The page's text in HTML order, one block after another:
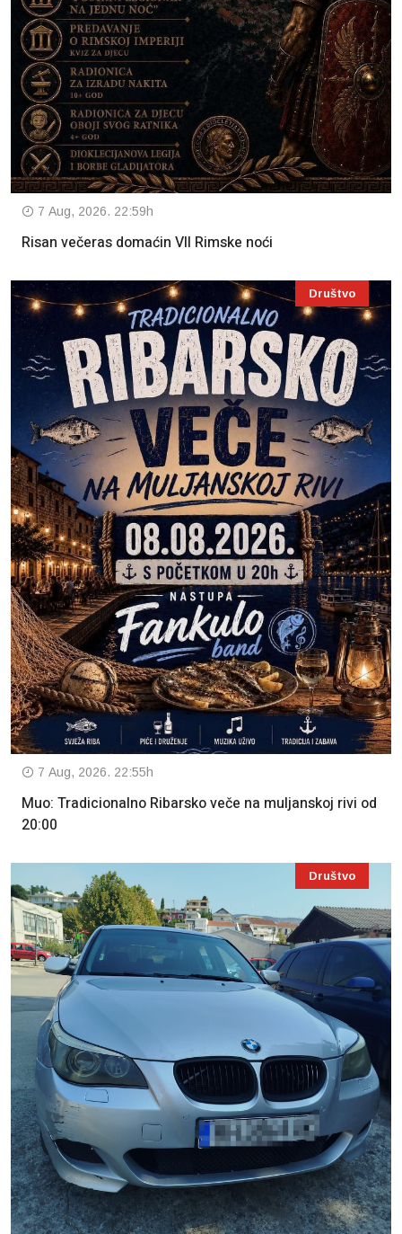
7 Aug, 2026. 22:59h
Risan večeras domaćin VII Rimske noći
Društvo
7 Aug, 2026. 22:55h
Muo: Tradicionalno Ribarsko veče na muljanskoj rivi od
20:00
Društvo